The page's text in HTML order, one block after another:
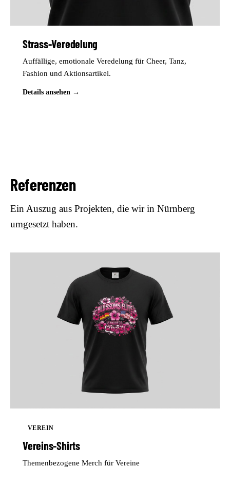
Strass-Veredelung
Auffällige, emotionale Veredelung für Cheer, Tanz,
Fashion und Aktionsartikel.
Details ansehen →
Referenzen
Ein Auszug aus Projekten, die wir in Nürnberg
umgesetzt haben.
VEREIN
Vereins-Shirts
Themenbezogene Merch für Vereine